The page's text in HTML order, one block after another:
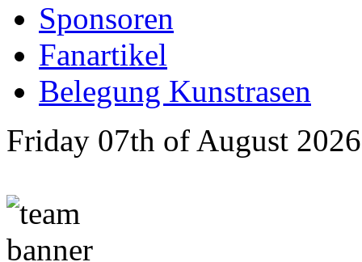
Sponsoren
Fanartikel
Belegung Kunstrasen
Friday 07th of August 2026